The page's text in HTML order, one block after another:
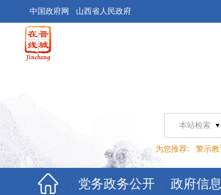
中国政府网 山西省人民政府
本站检索
为您推荐: 警示教
党务政务公开 政府信